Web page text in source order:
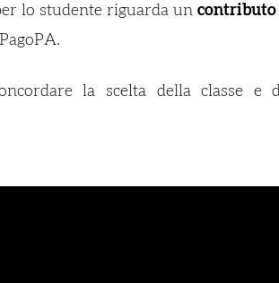
lo studente riguarda uncontributo
la scelta della classe e